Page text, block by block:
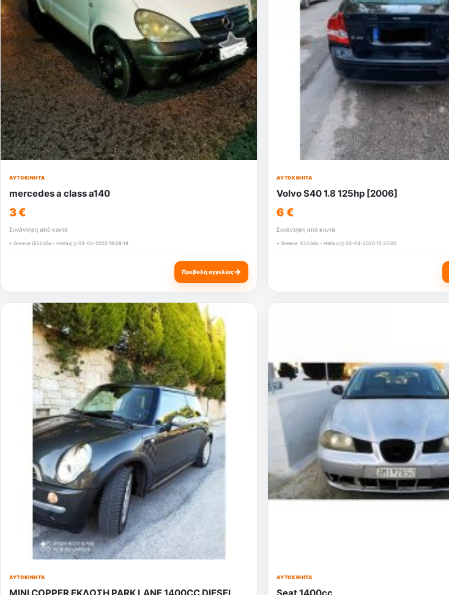
ΑΥΤΟΚΊΝΗΤΑ
mercedes a class a140
3 €
Συνάντηση από κοντά
⌖ Greece (Ελλάδα - Hellas)◷ 03-04-2020 16:09:18
Προβολή αγγελίας→
ΑΥΤΟΚΊΝΗΤΑ
Volvo S40 1.8 125hp [2006]
6 €
Συνάντηση από κοντά
⌖ Greece (Ελλάδα - Hellas)◷ 03-04-2020 15:25:00
ΑΥΤΟΚΊΝΗΤΑ ΑΥΤΟΚΊΝΗΤΑ